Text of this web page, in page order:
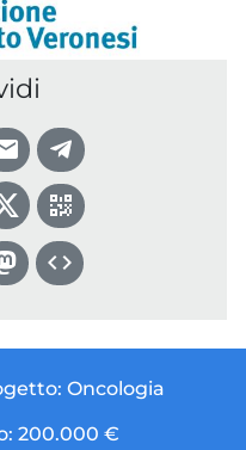
Oncologia
200.000 €